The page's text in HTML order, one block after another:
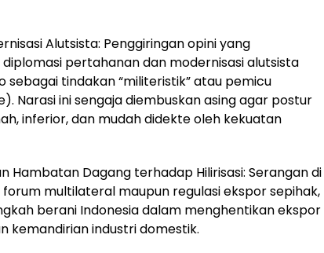
Alutsista: Penggiringan opini yang
pertahanan dan modernisasi alutsista
sebagai tindakan “militeristik” atau pemicu
Narasi ini sengaja diembuskan asing agar postur
inferior, dan mudah didekte oleh kekuatan
Hambatan Dagang terhadap Hilirisasi: Serangan di
multilateral maupun regulasi ekspor sepihak,
berani Indonesia dalam menghentikan ekspor
kemandirian industri domestik.